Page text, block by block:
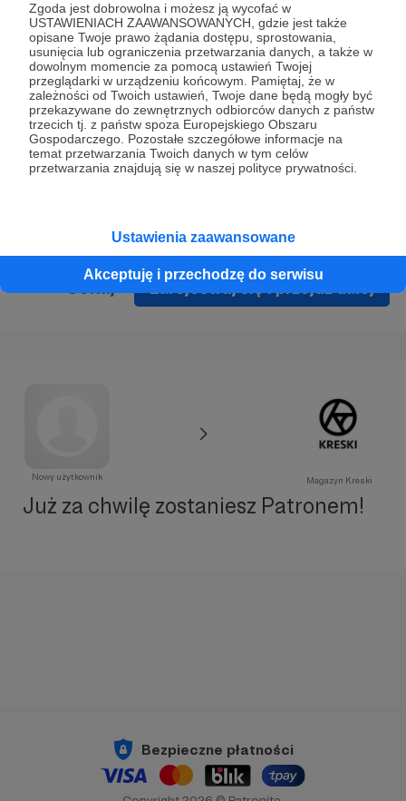
Zgoda jest dobrowolna i możesz ją wycofać w
USTAWIENIACH ZAAWANSOWANYCH, gdzie jest także
opisane Twoje prawo żądania dostępu, sprostowania,
usunięcia lub ograniczenia przetwarzania danych, a także w
dowolnym momencie za pomocą ustawień Twojej
przeglądarki w urządzeniu końcowym. Pamiętaj, że w
zależności od Twoich ustawień, Twoje dane będą mogły być
przekazywane do zewnętrznych odbiorców danych z państw
trzecich tj. z państw spoza Europejskiego Obszaru
Gospodarczego. Pozostałe szczegółowe informacje na
temat przetwarzania Twoich danych w tym celów
przetwarzania znajdują się w naszej polityce prywatności.
Ustawienia zaawansowane
Akceptuję i przechodzę do serwisu
* Wyrażam zgodę na przetwarzanie moich danych
osobowych podanych w formularzu rejestracyjnym w celu
prawidłowego świadczenia usług serwisu Patronite.
Wyrażam zgodę na otrzymywanie drogą elektroniczną
informacji handlowych - newslettera. Opcja ta może zostać
zmieniona w ustawieniach konta.
Zarejestruj się i przejdź dalej
Nowy użytkownik Magazyn Kreski
Już za chwilę zostaniesz Patronem!
Bezpieczne płatności